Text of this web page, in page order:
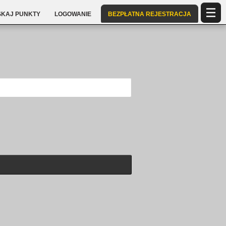
PUNKTY LOGOWANIE BEZPŁATNA REJESTRACJA